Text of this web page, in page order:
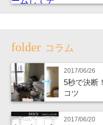
コラム
2017/06/26
5秒で決断
コツ
2017/06/20